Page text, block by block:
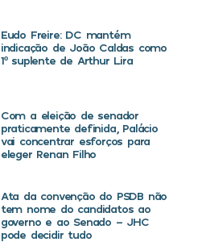
Eudo Freire: DC mantém
indicação de João Caldas como
1º suplente de Arthur Lira
Com a eleição de senador
praticamente definida, Palácio
vai concentrar esforços para
eleger Renan Filho
Ata da convenção do PSDB não
tem nome do candidatos ao
governo e ao Senado – JHC
pode decidir tudo